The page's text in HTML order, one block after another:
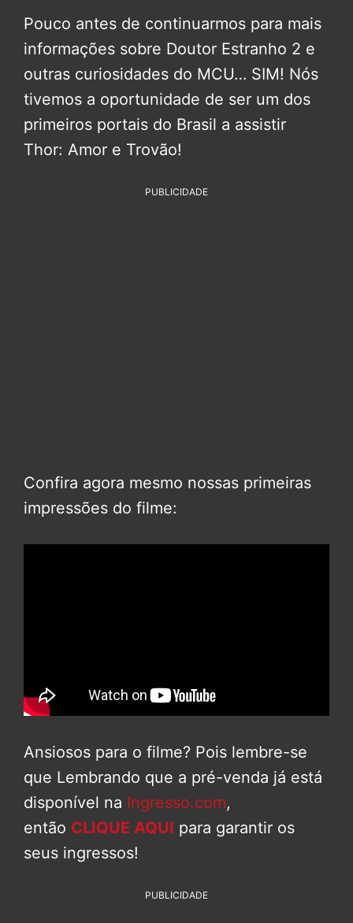
Pouco antes de continuarmos para mais
informações sobre Doutor Estranho 2 e
outras curiosidades do MCU… SIM! Nós
tivemos a oportunidade de ser um dos
primeiros portais do Brasil a assistir
Thor: Amor e Trovão!
PUBLICIDADE
Confira agora mesmo nossas primeiras
impressões do filme:
Ansiosos para o filme? Pois lembre-se
que Lembrando que a pré-venda já está
disponível na Ingresso.com,
então CLIQUE AQUI para garantir os
seus ingressos!
PUBLICIDADE